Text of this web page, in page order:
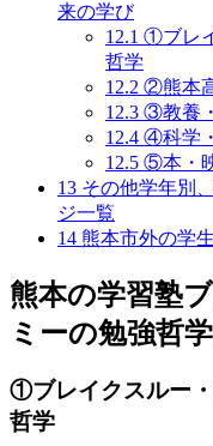
来の学び
12.1 ①ブレ
哲学
12.2 ②熊本
12.3 ③教養
12.4 ④科学
12.5 ⑤本・
13 その他学年別
ジ一覧
14 熊本市外の学
熊本の学習塾
ミーの勉強哲
①ブレイクスルー
哲学